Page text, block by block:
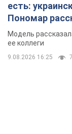
есть:
Пономар
стороне
Модель
ее коллеги
9.08.2026 16:25